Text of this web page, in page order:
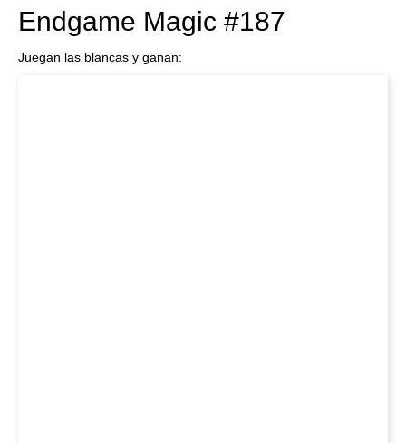
Endgame Magic #187
Juegan las blancas y ganan: